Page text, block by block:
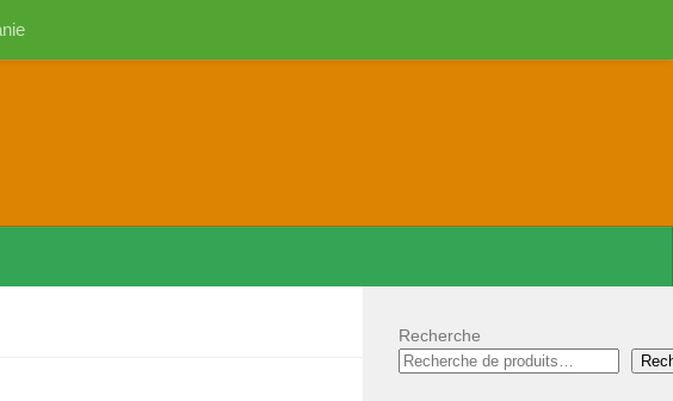
Recherche